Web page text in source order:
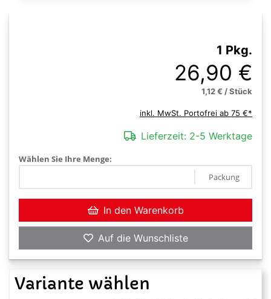
1 Pkg.
26,90 €
1,12 € / Stück
inkl. MwSt. Portofrei ab 75 €*
Lieferzeit: 2-5 Werktage
Wählen Sie Ihre Menge:
Packung
In den Warenkorb
Auf die Wunschliste
Variante wählen